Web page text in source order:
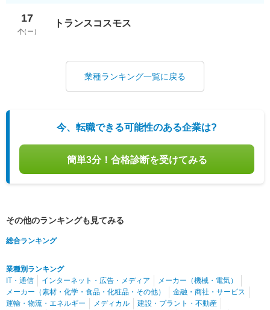
17
（ ー ）
トランスコスモス
業種ランキング一覧に戻る
今、転職できる可能性のある企業は?
簡単3分！合格診断を受けてみる
その他のランキングも見てみる
総合ランキング
業種別ランキング
IT・通信
インターネット・広告・メディア
メーカー（機械・電気）
メーカー（素材・化学・食品・化粧品・その他）
金融・商社・サービス
運輸・物流・エネルギー
メディカル
建設・プラント・不動産